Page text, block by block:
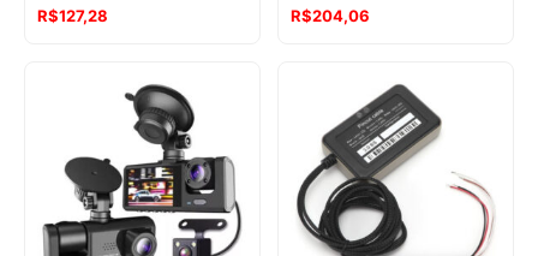
R$127,28
R$204,06